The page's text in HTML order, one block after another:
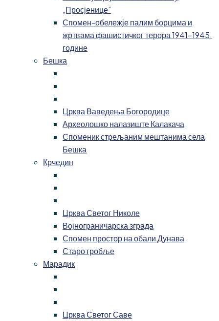
„Просјенице”
Спомен-обележје палим борцима и
жртвама фашистичког терора 1941-1945.
године
Бешка
Црква Ваведења Богородице
Археолошко налазиште Калакача
Споменик стрељаним мештанима села
Бешка
Крчедин
Црква Светог Николе
Војнограничарска зграда
Спомен простор на обали Дунава
Старо гробље
Марадик
Црква Светог Саве